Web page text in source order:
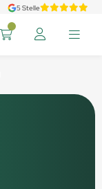
5 Stelle